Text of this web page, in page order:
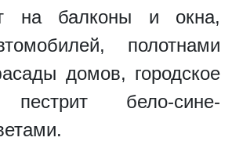
на балконы и окна,
полотнами
домов, городское
пестрит бело-сине-